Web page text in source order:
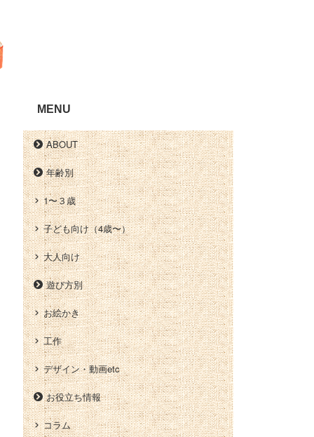
MENU
ABOUT
年齢別
1〜３歳
子ども向け（4歳〜）
大人向け
遊び方別
お絵かき
工作
デザイン・動画etc
お役立ち情報
コラム